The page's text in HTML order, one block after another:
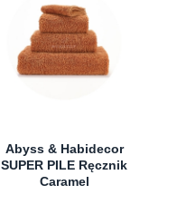
Abyss & Habidecor
SUPER PILE Ręcznik
Caramel